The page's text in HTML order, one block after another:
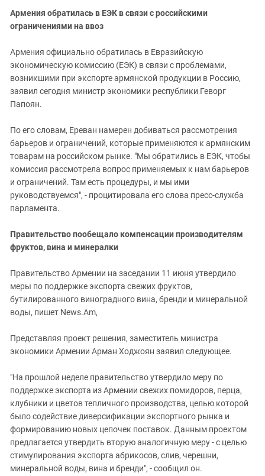
Армения обратилась в ЕЭК в связи с российскими
ограничениями на ввоз
Армения официально обратилась в Евразийскую
экономическую комиссию (ЕЭК) в связи с проблемами,
возникшими при экспорте армянской продукции в Россию,
заявил сегодня министр экономики республики Геворг
Папоян.
По его словам, Ереван намерен добиваться рассмотрения
барьеров и ограничений, которые применяются к армянским
товарам на российском рынке. "Мы обратились в ЕЭК, чтобы
комиссия рассмотрела вопрос применяемых к нам барьеров
и ограничений. Там есть процедуры, и мы ими
руководствуемся", - процитировала его слова пресс-служба
парламента.
Правительство пообещало компенсации производителям
фруктов, вина и минералки
Правительство Армении на заседании 11 июня утвердило
меры по поддержке экспорта свежих фруктов,
бутилированного виноградного вина, бренди и минеральной
воды, пишет News.Am,
Представляя проект решения, заместитель министра
экономики Армении Арман Ходжоян заявил следующее.
"На прошлой неделе правительство утвердило меру по
поддержке экспорта из Армении свежих помидоров, перца,
клубники и цветов тепличного производства, целью которой
было содействие диверсификации экспортного рынка и
формированию новых цепочек поставок. Данным проектом
предлагается утвердить вторую аналогичную меру - с целью
стимулирования экспорта абрикосов, слив, черешни,
минеральной воды, вина и бренди", - сообщил он.